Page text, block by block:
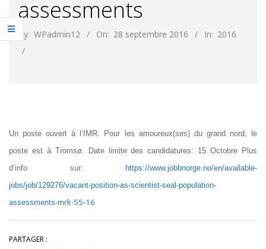
assessments
By: WPadmin12 On: 28 septembre 2016 In: 2016
Un poste ouvert à l’IMR. Pour les amoureux(ses) du grand nord, le
poste est à Tromsø. Date limite des candidatures: 15 Octobre Plus
d’info sur:
https://www.jobbnorge.no/en/available-
jobs/job/129276/vacant-position-as-scientist-seal-population-
assessments-mrk-55-16
PARTAGER :